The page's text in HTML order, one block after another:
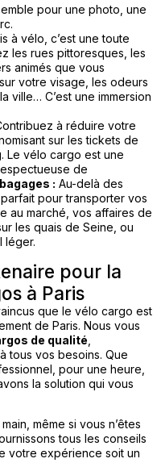
pour une photo, une
à vélo, c’est une toute
les rues pittoresques, les
animés que vous
votre visage, les odeurs
ville… C’est une immersion
à réduire votre
sur les tickets de
Le vélo cargo est une
de
: Au-delà des
pour transporter vos
au marché, vos affaires de
les quais de Seine, ou
léger.
pour la
à Paris
que le vélo cargo est
de Paris. Nous vous
de qualité
tous vos besoins. Que
pour une heure,
la solution qui vous
même si vous n’êtes
tous les conseils
votre expérience soit un